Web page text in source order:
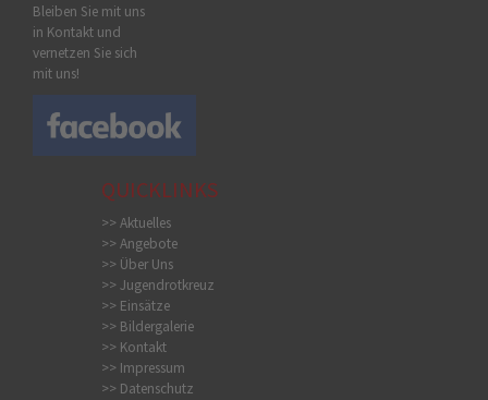
Bleiben Sie mit uns
in Kontakt und
vernetzen Sie sich
mit uns!
QUICKLINKS
>> Aktuelles
>> Angebote
>> Über Uns
>> Jugendrotkreuz
>> Einsätze
>> Bildergalerie
>> Kontakt
>> Impressum
>> Datenschutz